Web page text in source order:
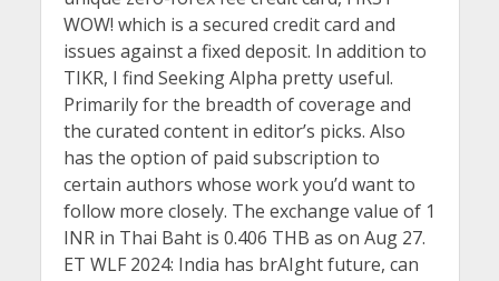
WOW! which is a secured credit card and
issues against a fixed deposit. In addition to
TIKR, I find Seeking Alpha pretty useful.
Primarily for the breadth of coverage and
the curated content in editor’s picks. Also
has the option of paid subscription to
certain authors whose work you’d want to
follow more closely. The exchange value of 1
INR in Thai Baht is 0.406 THB as on Aug 27.
ET WLF 2024: India has brAIght future, can